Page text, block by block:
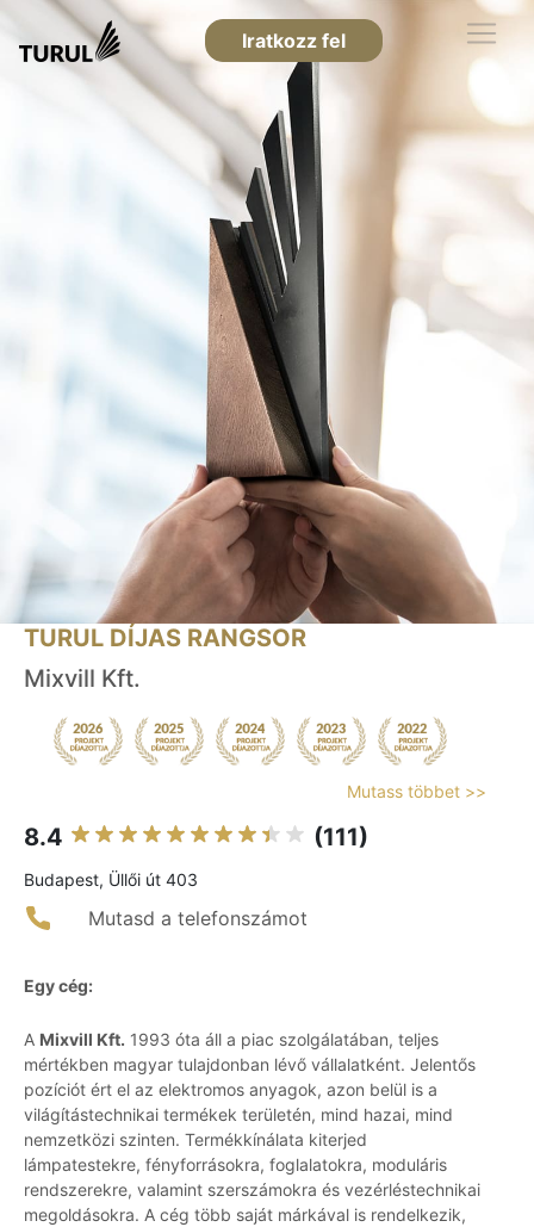
Iratkozz fel
TURUL DÍJAS RANGSOR
Mixvill Kft.
Mutass többet >>
8.4 (111)
Budapest, Üllői út 403
Mutasd a telefonszámot
Egy cég:
A Mixvill Kft. 1993 óta áll a piac szolgálatában, teljes
mértékben magyar tulajdonban lévő vállalatként. Jelentős
pozíciót ért el az elektromos anyagok, azon belül is a
világítástechnikai termékek területén, mind hazai, mind
nemzetközi szinten. Termékkínálata kiterjed
lámpatestekre, fényforrásokra, foglalatokra, moduláris
rendszerekre, valamint szerszámokra és vezérléstechnikai
megoldásokra. A cég több saját márkával is rendelkezik,